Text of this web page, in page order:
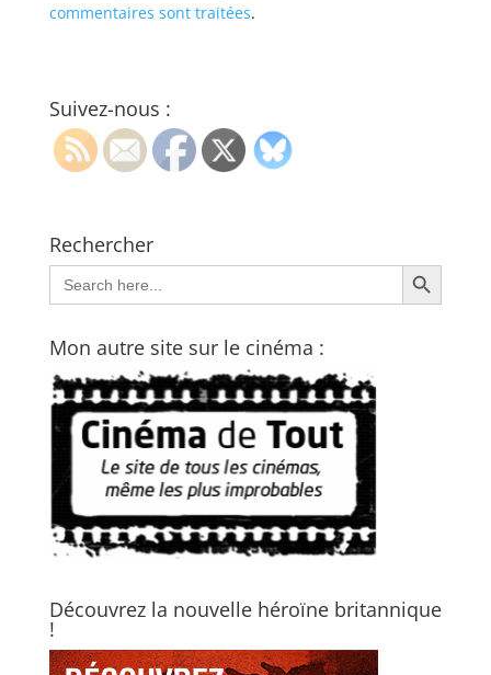
commentaires sont traitées.
Suivez-nous :
Rechercher
Search
for:
Search Button
Mon autre site sur le cinéma :
Découvrez la nouvelle héroïne britannique
!